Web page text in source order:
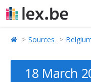
Sources
18 March